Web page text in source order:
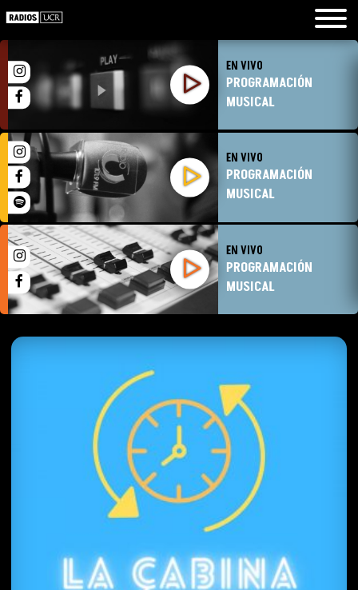
EN VIVO
PROGRAMACIÓN
MUSICAL
EN VIVO
PROGRAMACIÓN
MUSICAL
EN VIVO
PROGRAMACIÓN
MUSICAL